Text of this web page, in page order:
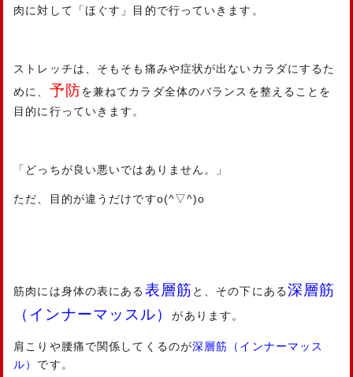
肉に対して「ほぐす」目的で行っていきます。
ストレッチは、そもそも痛みや症状が出ないカラダにするた
めに、 予防を兼ねてカラダ全体のバランスを整えることを
目的に行っていきます。
「どっちが良い悪いではありません。」
ただ、目的が違うだけですo(^▽^)o
筋肉には身体の表にある 表層筋と、その下にある深層筋
（インナーマッスル）があります。
肩こりや腰痛で関係してくるのが深層筋（インナーマッス
ル） です。